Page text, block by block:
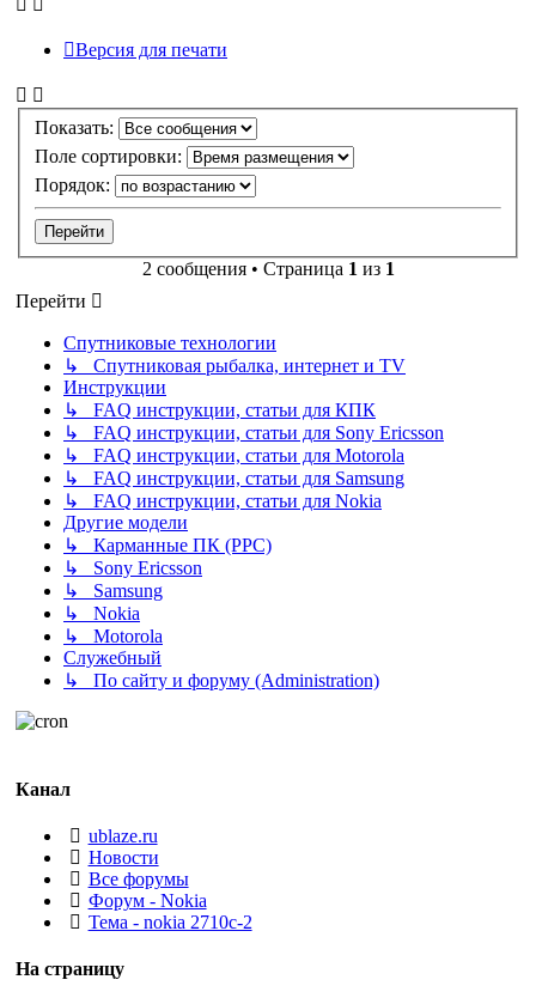
Версия для печати
Показать:
Поле сортировки:
Порядок:
2 сообщения • Страница 1 из 1
Перейти
Спутниковые технологии
↳ Спутниковая рыбалка, интернет и TV
Инструкции
↳ FAQ инструкции, статьи для КПК
↳ FAQ инструкции, статьи для Sony Ericsson
↳ FAQ инструкции, статьи для Motorola
↳ FAQ инструкции, статьи для Samsung
↳ FAQ инструкции, статьи для Nokia
Другие модели
↳ Карманные ПК (PPC)
↳ Sony Ericsson
↳ Samsung
↳ Nokia
↳ Motorola
Служебный
↳ По сайту и форуму (Administration)
Канал
ublaze.ru
Новости
Все форумы
Форум - Nokia
Тема - nokia 2710c-2
На страницу